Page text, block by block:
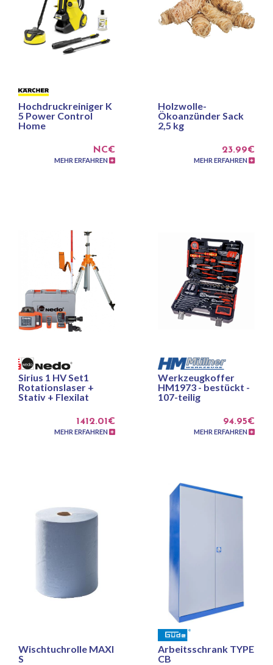
Hochdruckreiniger K
5 Power Control
Home
NC€
MEHR ERFAHREN
Holzwolle-
Ökoanzünder Sack
2,5 kg
23.99€
MEHR ERFAHREN
Sirius 1 HV Set1
Rotationslaser +
Stativ + Flexilat
1412.01€
MEHR ERFAHREN
Werkzeugkoffer
HM1973 - bestückt -
107-teilig
94.95€
MEHR ERFAHREN
Wischtuchrolle MAXI
S
Arbeitsschrank TYPE
CB